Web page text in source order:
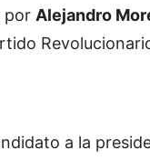
por Alejandro
a la